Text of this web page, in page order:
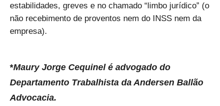
estabilidades, greves e no chamado “limbo jurídico” (o
não recebimento de proventos nem do INSS nem da
empresa).
*Maury Jorge Cequinel é advogado do
Departamento Trabalhista da Andersen Ballão
Advocacia.